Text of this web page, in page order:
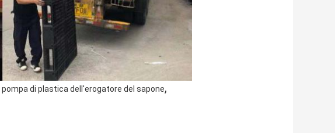
pompa di plastica dell'erogatore del sapone,